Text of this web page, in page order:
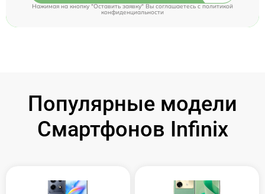
Нажимая на кнопку "Оставить заявку" Вы соглашаетесь cполитикой
конфиденциальности
Популярные модели
Смартфонов Infinix